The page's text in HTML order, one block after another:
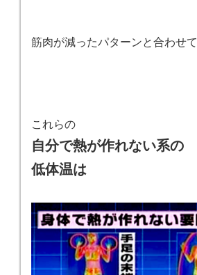
筋肉が減ったパターンと合わせて
これらの
自分で熱が作れない系の
低体温は